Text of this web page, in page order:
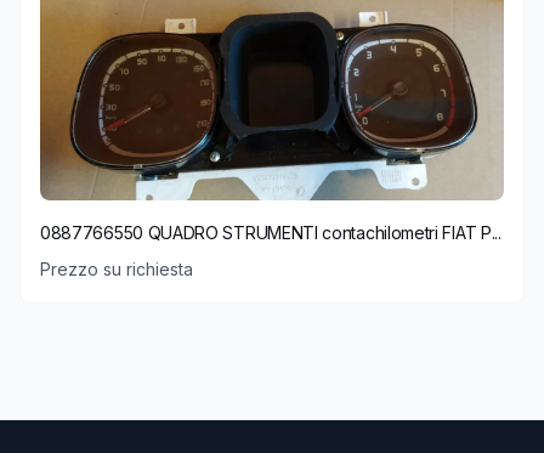
0887766550 QUADRO STRUMENTI contachilometri FIAT P...
Prezzo su richiesta